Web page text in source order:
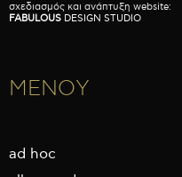
σχεδιασμός και ανάπτυξη website:
FABULOUS DESIGN STUDIO
ΜΕΝΟΥ
ad hoc